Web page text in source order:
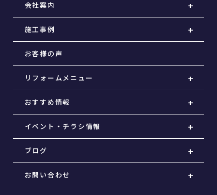
会社案内
施工事例
お客様の声
リフォームメニュー
おすすめ情報
イベント・チラシ情報
ブログ
お問い合わせ